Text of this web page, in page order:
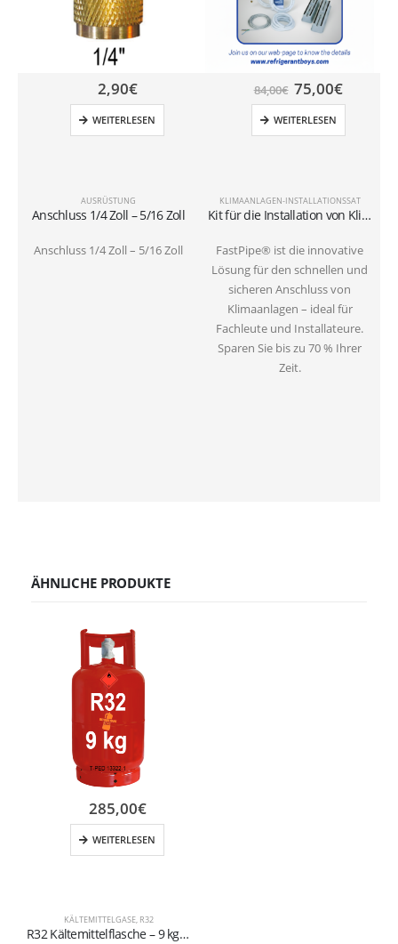
AUSRÜSTUNG
Anschluss 1/4 Zoll – 5/16 Zoll
Anschluss 1/4 Zoll – 5/16 Zoll
2,90€
WEITERLESEN
KLIMAANLAGEN-INSTALLATIONSSAT
Kit für die Installation von Klimaanlagen am Boden mit 3-Meter-Rohren 1/4″+3/8″SAE
FastPipe® ist die innovative
Lösung für den schnellen und
sicheren Anschluss von
Klimaanlagen – ideal für
Fachleute und Installateure.
Sparen Sie bis zu 70 % Ihrer
Zeit.
84,00€ 75,00€
WEITERLESEN
ÄHNLICHE PRODUKTE
KÄLTEMITTELGASE, R32
R32 Kältemittelflasche – 9 kg (Ventil W21,7 × 1/14″ Links) – Wiederbefüllbar
285,00€
WEITERLESEN